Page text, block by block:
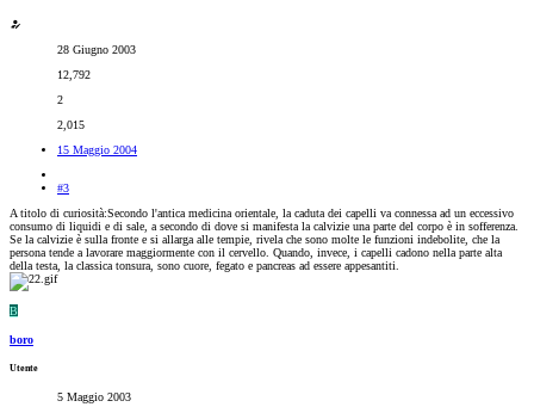
28 Giugno 2003
12,792
2
2,015
15 Maggio 2004
#3
A titolo di curiosità:Secondo l'antica medicina orientale, la caduta dei capelli va connessa ad un eccessivo
consumo di liquidi e di sale, a secondo di dove si manifesta la calvizie una parte del corpo è in sofferenza.
Se la calvizie è sulla fronte e si allarga alle tempie, rivela che sono molte le funzioni indebolite, che la
persona tende a lavorare maggiormente con il cervello. Quando, invece, i capelli cadono nella parte alta
della testa, la classica tonsura, sono cuore, fegato e pancreas ad essere appesantiti.
B
boro
Utente
5 Maggio 2003